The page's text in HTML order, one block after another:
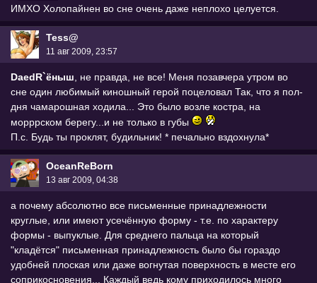
ИМХО Холопайнен во сне очень даже неплохо целуется.
Tess@
11 авг 2009, 23:57
DaedR`ёныш , не правда, не все! Меня позавчера утром во
сне один любимый киношный герой поцеловал Так, что я пол-
дня чамарошная ходила... Это было возле костра, на
морррском берегу...и не только в губы
П.с. Будь ты проклят, будильник! * печально вздохнула*
OceanReBorn
13 авг 2009, 04:38
а почему абсолютно все письменные принадлежности
круглые, или имеют усечённую форму - т.е. по характеру
формы - выпуклые. Для среднего пальца на который
"кладётся" письменная принадлежность было бы гораздо
удобней плоская или даже вогнутая поверхность в месте его
соприкосновения... Каждый ведь кому приходилось много